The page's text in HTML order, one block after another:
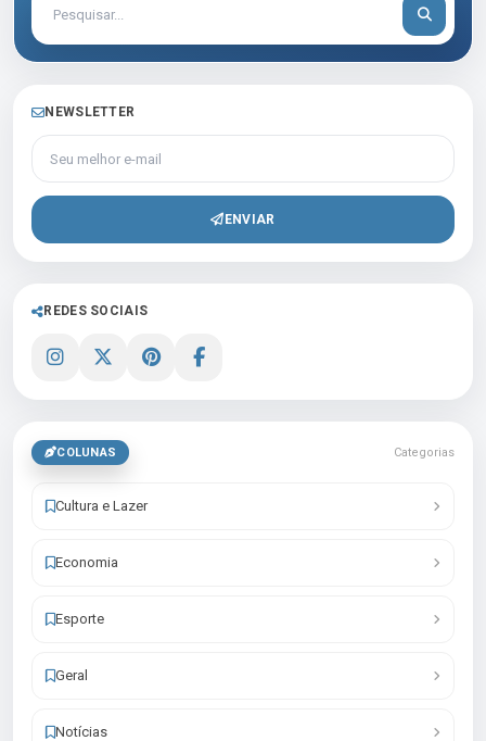
NEWSLETTER
Seu melhor e-mail
ENVIAR
REDES SOCIAIS
COLUNAS Categorias
Cultura e Lazer
Economia
Esporte
Geral
Notícias